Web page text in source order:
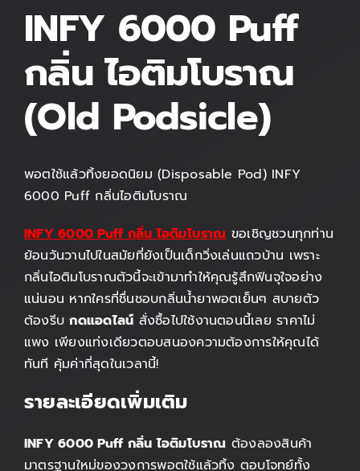
INFY 6000 Puff
กลิ่น ไอติมโบราณ
(Old Podsicle)
พอตใช้แล้วทิ้งยอดนิยม (Disposable Pod) INFY
6000 Puff กลิ่นไอติมโบราณ
INFY 6000 Puff กลิ่นไอติมโบราณขอเชิญชวนทุกท่าน
ย้อนวันวานไปในสมัยที่ยังเป็นเด็กวิ่งเล่นแถวบ้าน เพราะ
กลิ่นไอติมโบราณตัวนี้จะเข้ามาทำให้คุณรู้สึกฟินจุใจอย่าง
แน่นอน หากใครที่ชื่นชอบกลิ่นน้ำยาพอตเย็นๆ สบายตัว
ต้องรีบกดแอดไลน์ สั่งซื้อไปใช้งานตอนนี้เลย ราคาไม่
แพง เพียงแท่งเดียวตอบสนองความต้องการให้คุณได้
ทันที คุ้มค่าที่สุดในเวลานี้!
รายละเอียดเพิ่มเติม
INFY 6000 Puff กลิ่นไอติมโบราณ ต้องลองสินค้า
มาตรฐานใหม่ของวงการพอตใช้แล้วทิ้ง ตอบโจทย์ทั้ง